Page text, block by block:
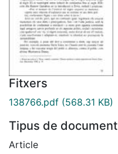
Fitxers
138766.pdf (568.31 KB)
Tipus de document
Article